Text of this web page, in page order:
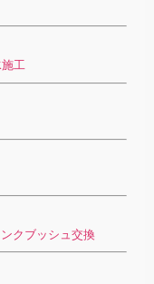
工
クブッシュ交換